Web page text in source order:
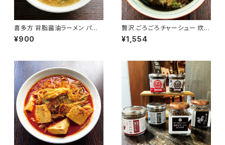
喜多方 背脂醤油ラーメン パー
フェクトラーメン喜多方 こってり
2食 生麺 常温 会津ブランド館
¥900
贅沢 ごろごろチャーシュー 炊き
込みご飯の素 喜多方ラーメン風
炊き込みチャーシュー飯 二合用
時短料理 備蓄食 会津ブランド
¥1,554